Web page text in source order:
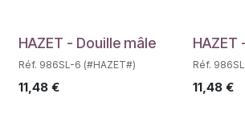
Déstockage
HAZET - Douille mâle
Réf. 986SL-6 (#HAZET#)
11,48 €
Déstockage
HAZET
Réf.
11,48€